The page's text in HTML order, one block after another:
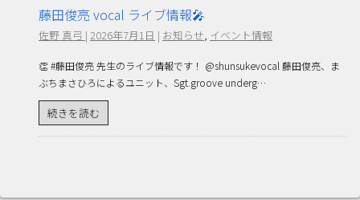
藤田俊亮 vocal ライブ情報🎤
佐野 真弓 | 2026年7月1日 | お知らせ イベント情報
👏 #藤田俊亮 先生のライブ情報です！ @shunsukevocal 藤田俊亮、ま
ぶちまさひろによるユニット、Sgt.groove underg…
続きを読む